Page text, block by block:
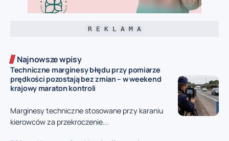
R E K L A M A
Najnowsze wpisy
Techniczne marginesy błędu przy pomiarze
prędkości pozostają bez zmian – w weekend
krajowy maraton kontroli
Marginesy techniczne stosowane przy karaniu
kierowców za przekroczenie...